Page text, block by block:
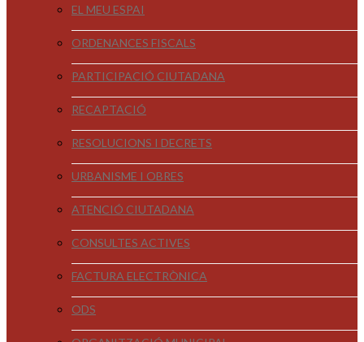
EL MEU ESPAI
ORDENANCES FISCALS
PARTICIPACIÓ CIUTADANA
RECAPTACIÓ
RESOLUCIONS I DECRETS
URBANISME I OBRES
ATENCIÓ CIUTADANA
CONSULTES ACTIVES
FACTURA ELECTRÒNICA
ODS